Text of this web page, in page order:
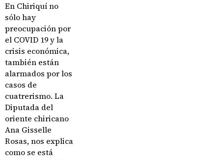
En Chiriquí no
sólo hay
preocupación por
el COVID 19 y la
crisis económica,
también están
alarmados por los
casos de
cuatrerismo. La
Diputada del
oriente chiricano
Ana Gisselle
Rosas, nos explica
como se está